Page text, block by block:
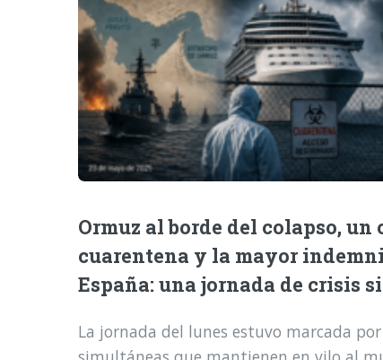
Ormuz al borde del colapso, un
cuarentena y la mayor
España: una jornada de crisis
La jornada del lunes estuvo marcada